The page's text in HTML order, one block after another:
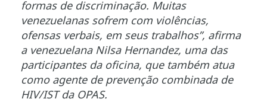
formas de discriminação. Muitas
venezuelanas sofrem com violências,
ofensas verbais, em seus trabalhos”, afirma
a venezuelana Nilsa Hernandez, uma das
participantes da oficina, que também atua
como agente de prevenção combinada de
HIV/IST da OPAS.